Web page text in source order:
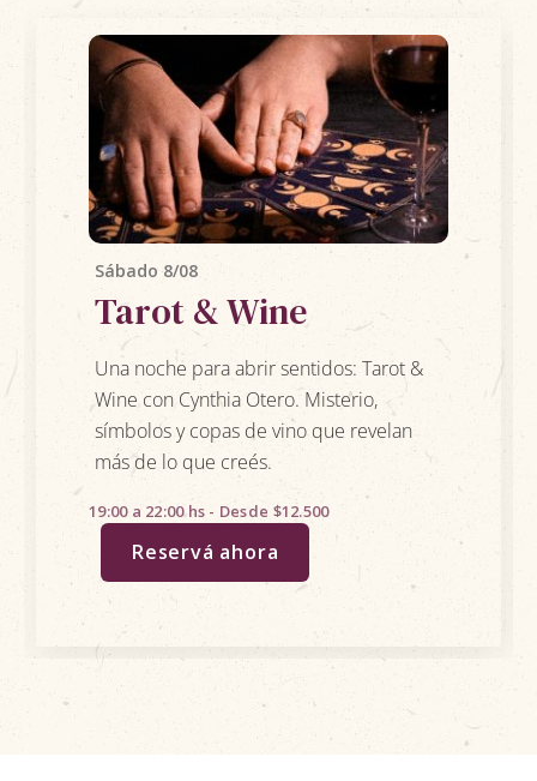
Sábado 8/08
Tarot & Wine
Una noche para abrir sentidos: Tarot &
Wine con Cynthia Otero. Misterio,
símbolos y copas de vino que revelan
más de lo que creés.
19:00 a 22:00 hs - Desde $12.500
Reservá ahora